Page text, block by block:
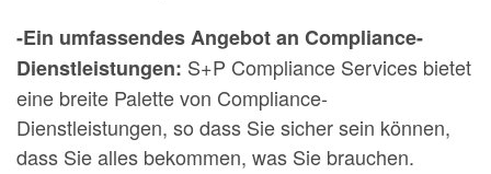
-Ein umfassendes Angebot an Compliance-
Dienstleistungen: S+P Compliance Services bietet
eine breite Palette von Compliance-
Dienstleistungen, so dass Sie sicher sein können,
dass Sie alles bekommen, was Sie brauchen.